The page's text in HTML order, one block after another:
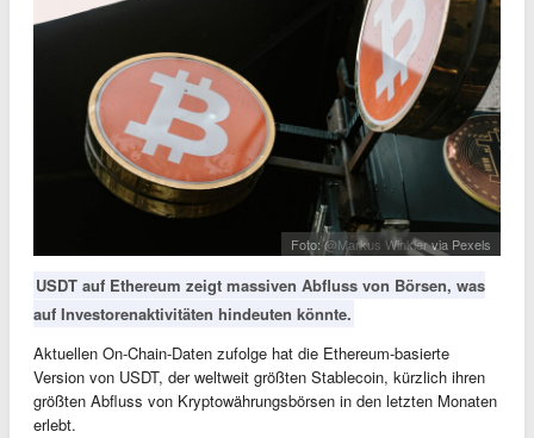
Foto:@Markus Winklervia Pexels
USDT auf Ethereum zeigt massiven Abfluss von Börsen, was
auf Investorenaktivitäten hindeuten könnte.
Aktuellen On-Chain-Daten zufolge hat die Ethereum-basierte
Version von USDT, der weltweit größten Stablecoin, kürzlich ihren
größten Abfluss von Kryptowährungsbörsen in den letzten Monaten
erlebt.